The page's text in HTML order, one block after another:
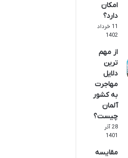
امکان
دارد؟
11 خرداد
1402
از مهم
ترین
دلایل
مهاجرت
به کشور
آلمان
چیست؟
28 آذر
1401
مقایسه